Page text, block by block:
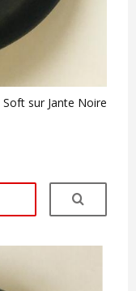
sur Jante Noire